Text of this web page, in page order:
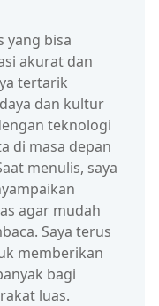
yang bisa
akurat dan
tertarik
dan kultur
teknologi
di masa depan
menulis, saya
agar mudah
Saya terus
memberikan
bagi
luas.